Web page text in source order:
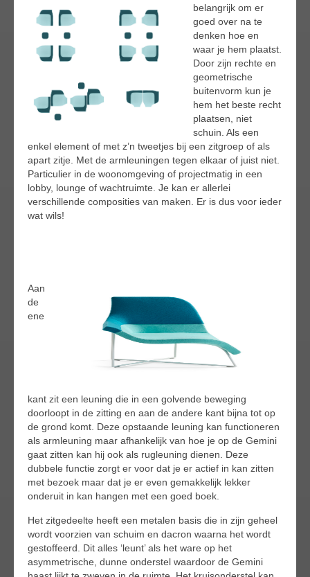
belangrijk om er
goed over na te
denken hoe en
waar je hem plaatst.
Door zijn rechte en
geometrische
buitenvorm kun je
hem het beste recht
plaatsen, niet
schuin. Als een
enkel element of met z’n tweetjes bij een zitgroep of als
apart zitje. Met de armleuningen tegen elkaar of juist niet.
Particulier in de woonomgeving of projectmatig in een
lobby, lounge of wachtruimte. Je kan er allerlei
verschillende composities van maken. Er is dus voor ieder
wat wils!
Aan
de
ene
kant zit een leuning die in een golvende beweging
doorloopt in de zitting en aan de andere kant bijna tot op
de grond komt. Deze opstaande leuning kan functioneren
als armleuning maar afhankelijk van hoe je op de Gemini
gaat zitten kan hij ook als rugleuning dienen. Deze
dubbele functie zorgt er voor dat je er actief in kan zitten
met bezoek maar dat je er even gemakkelijk lekker
onderuit in kan hangen met een goed boek.
Het zitgedeelte heeft een metalen basis die in zijn geheel
wordt voorzien van schuim en dacron waarna het wordt
gestoffeerd. Dit alles ‘leunt’ als het ware op het
asymmetrische, dunne onderstel waardoor de Gemini